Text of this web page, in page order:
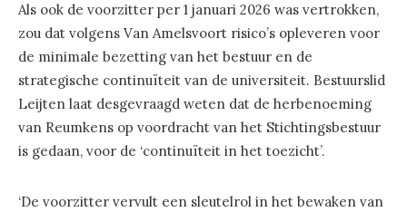
Als ook de voorzitter per 1 januari 2026 was vertrokken,
zou dat volgens Van Amelsvoort risico’s opleveren voor
de minimale bezetting van het bestuur en de
strategische continuïteit van de universiteit. Bestuurslid
Leijten laat desgevraagd weten dat de herbenoeming
van Reumkens op voordracht van het Stichtingsbestuur
is gedaan, voor de ‘continuïteit in het toezicht’.
‘De voorzitter vervult een sleutelrol in het bewaken van